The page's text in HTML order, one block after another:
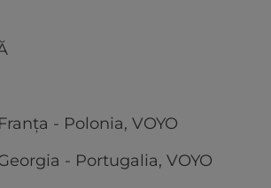
- Polonia, VOYO
- Portugalia, VOYO